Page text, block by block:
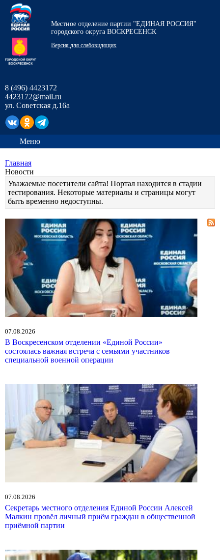
Местное отделение партии "ЕДИНАЯ РОССИЯ"
городского округа ВОСКРЕСЕНСК
Версия для слабовидящих
8 (496) 4423172
4423172@mail.ru
ул. Советская д.16а
Меню
Главная
Новости
Уважаемые посетители сайта! Портал находится в стадии
тестирования. Некоторые материалы и страницы могут
быть временно недоступны.
07.08.2026
В Воскресенском отделении «Единой России»
состоялась важная встреча с семьями участников
специальной военной операции
07.08.2026
Секретарь местного отделения Единой России Алексей
Малкин провёл личный приём граждан в общественной
приёмной партии